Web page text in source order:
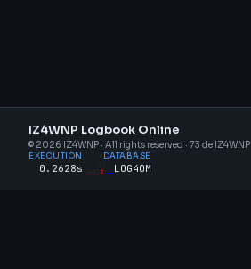
IZ4WNP Logbook Online
© 2026 IZ4WNP · All rights reserved · 73 de IZ4WNP
EXECUTION
0.2628s
DATABASE
LOG4OM